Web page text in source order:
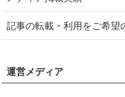
記事の転載・利用をご希望
運営メディア